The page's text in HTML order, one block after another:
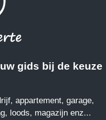
gids bij de keuze
appartement, garage,
loods, magazijn enz...